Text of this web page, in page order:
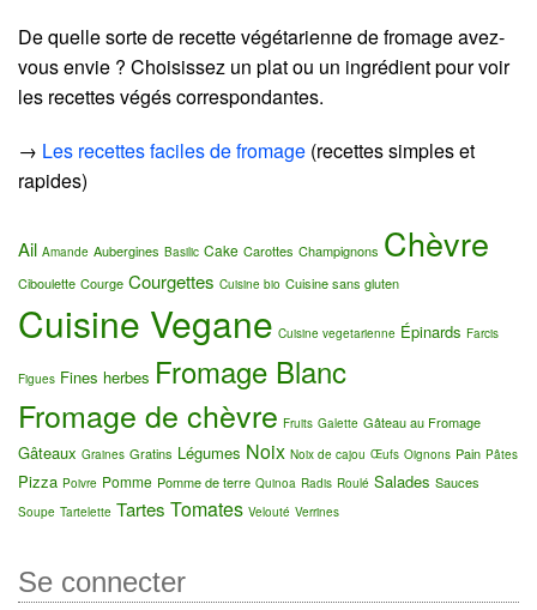
De quelle sorte de recette végétarienne de fromage avez-
vous envie ? Choisissez un plat ou un ingrédient pour voir
les recettes végés correspondantes.
→ Les recettes faciles de fromage (recettes simples et
rapides)
Ail Amande Aubergines Basilic Cake Carottes Champignons Chèvre
Ciboulette Courge Courgettes Cuisine bio Cuisine sans gluten
Cuisine Vegane Cuisine vegetarienne Épinards Farcis
Figues Fines herbes Fromage Blanc
Fromage de chèvre Fruits Galette Gâteau au Fromage
Gâteaux Graines Gratins Légumes Noix Noix de cajou Œufs Oignons Pain Pâtes
Pizza Poivre Pomme Pomme de terre Quinoa Radis Roulé Salades Sauces
Soupe Tartelette Tartes Tomates Velouté Verrines
Se connecter